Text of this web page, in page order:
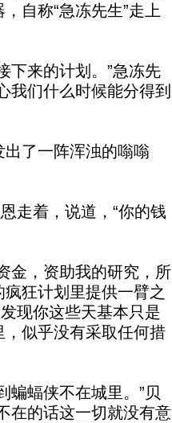
自称“急冻先生”走上
的计划。”急冻先
我们什么时候能分得到
一阵浑浊的嗡嗡
着，说道，“你的钱
资助我的研究，所
狂计划里提供一臂之
现你这些天基本只是
似乎没有采取任何措
侠不在城里。”贝
在的话这一切就没有意